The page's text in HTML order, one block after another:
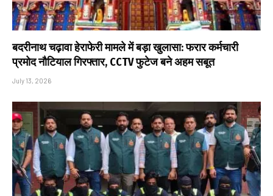
बदरीनाथ चढ़ावा हेराफेरी मामले में बड़ा खुलासा: फरार कर्मचारी
प्रमोद नौटियाल गिरफ्तार, CCTV फुटेज बने अहम सबूत
July 13, 2026